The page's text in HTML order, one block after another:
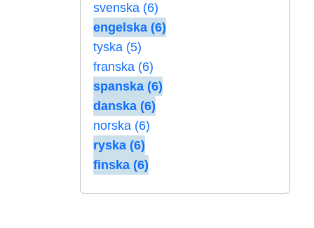
svenska (6)
engelska (6)
tyska (5)
franska (6)
spanska (6)
danska (6)
norska (6)
ryska (6)
finska (6)